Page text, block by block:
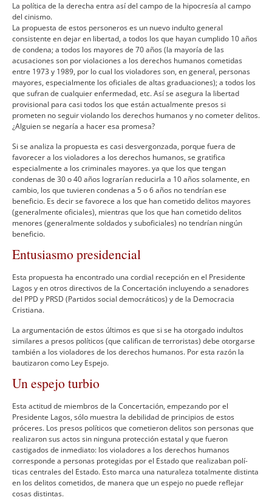
La polí­tica de la derecha entra así­ del campo de la hipocresí­a al campo
del cinismo.
La propuesta de estos personeros es un nuevo indulto general
consistente en dejar en libertad, a todos los que hayan cumplido 10 años
de condena; a todos los mayores de 70 años (la mayorí­a de las
acusaciones son por violaciones a los derechos humanos cometidas
entre 1973 y 1989, por lo cual los violadores son, en general, personas
mayores, especialmente los oficiales de altas graduaciones); a todos los
que sufran de cualquier enfermedad, etc. Así­ se asegura la libertad
provisional para casi todos los que están actualmente presos si
prometen no seguir violando los derechos humanos y no cometer delitos.
¿Alguien se negarí­a a hacer esa promesa?
Si se analiza la propuesta es casi desvergonzada, porque fuera de
favorecer a los violadores a los derechos humanos, se gratifica
especialmente a los criminales mayores. ya que los que tengan
condenas de 30 o 40 años lograrí­an reducirla a 10 años solamente, en
cambio, los que tuvieren condenas a 5 o 6 años no tendrí­an ese
beneficio. Es decir se favorece a los que han cometido delitos mayores
(generalmente oficiales), mientras que los que han cometido delitos
menores (generalmente soldados y suboficiales) no tendrí­an ningún
beneficio.
Entusiasmo presidencial
Esta propuesta ha encontrado una cordial recepción en el Presidente
Lagos y en otros directivos de la Concertación incluyendo a senadores
del PPD y PRSD (Partidos social democráticos) y de la Democracia
Cristiana.
La argumentación de estos últimos es que si se ha otorgado indultos
similares a presos polí­ticos (que califican de terroristas) debe otorgarse
también a los violadores de los derechos humanos. Por esta razón la
bautizaron como Ley Espejo.
Un espejo turbio
Esta actitud de miembros de la Concertación, empezando por el
Presidente Lagos, sólo muestra la debilidad de principios de estos
próceres. Los presos polí­ticos que cometieron delitos son personas que
realizaron sus actos sin ninguna protección estatal y que fueron
castigados de inmediato: los violadores a los derechos humanos
corresponde a personas protegidas por el Estado que realizaban polí­
ticas centrales del Estado. Esto marca una naturaleza totalmente distinta
en los delitos cometidos, de manera que un espejo no puede reflejar
cosas distintas.